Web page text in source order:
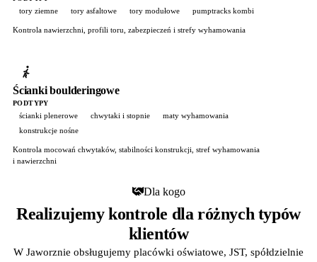
tory ziemne tory asfaltowe tory modułowe pumptracks kombi
Kontrola nawierzchni, profili toru, zabezpieczeń i strefy wyhamowania
Ścianki boulderingowe
PODTYPY
ścianki plenerowe chwytaki i stopnie
maty wyhamowania
konstrukcje nośne
Kontrola mocowań chwytaków, stabilności konstrukcji, stref wyhamowania
i nawierzchni
Dla kogo
Realizujemy kontrole dla różnych typów
klientów
W Jaworznie obsługujemy placówki oświatowe, JST, spółdzielnie